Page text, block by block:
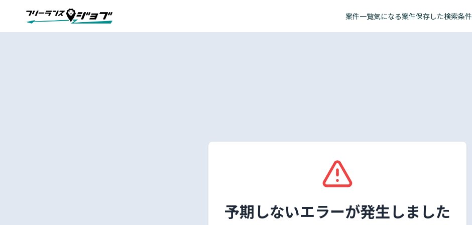
案件一覧気になる案件保存した検索条件
予期しないエラーが発生しました